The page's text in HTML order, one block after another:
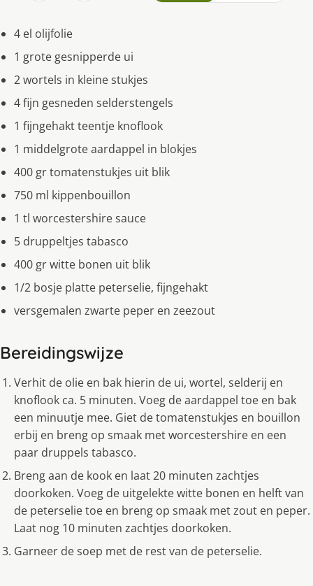
4 el olijfolie
1 grote gesnipperde ui
2 wortels in kleine stukjes
4 fijn gesneden selderstengels
1 fijngehakt teentje knoflook
1 middelgrote aardappel in blokjes
400 gr tomatenstukjes uit blik
750 ml kippenbouillon
1 tl worcestershire sauce
5 druppeltjes tabasco
400 gr witte bonen uit blik
1/2 bosje platte peterselie, fijngehakt
versgemalen zwarte peper en zeezout
Bereidingswijze
Verhit de olie en bak hierin de ui, wortel, selderij en
knoflook ca. 5 minuten. Voeg de aardappel toe en bak
een minuutje mee. Giet de tomatenstukjes en bouillon
erbij en breng op smaak met worcestershire en een
paar druppels tabasco.
Breng aan de kook en laat 20 minuten zachtjes
doorkoken. Voeg de uitgelekte witte bonen en helft van
de peterselie toe en breng op smaak met zout en peper.
Laat nog 10 minuten zachtjes doorkoken.
Garneer de soep met de rest van de peterselie.